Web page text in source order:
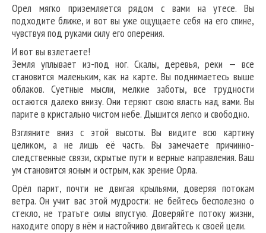
Орел мягко приземляется рядом с вами на утесе. Вы
подходите ближе, и вот вы уже ощущаете себя на его спине,
чувствуя под руками силу его оперения.
И вот вы взлетаете!
Земля уплывает из-под ног. Скалы, деревья, реки — все
становится маленьким, как на карте. Вы поднимаетесь выше
облаков. Суетные мысли, мелкие заботы, все трудности
остаются далеко внизу. Они теряют свою власть над вами. Вы
парите в кристально чистом небе. Дышится легко и свободно.
Взгляните вниз с этой высоты. Вы видите всю картину
целиком, а не лишь её часть. Вы замечаете причинно-
следственные связи, скрытые пути и верные направления. Ваш
ум становится ясным и острым, как зрение Орла.
Орёл парит, почти не двигая крыльями, доверяя потокам
ветра. Он учит вас этой мудрости: не бейтесь бесполезно о
стекло, не тратьте силы впустую. Доверяйте потоку жизни,
находите опору в нём и настойчиво двигайтесь к своей цели.